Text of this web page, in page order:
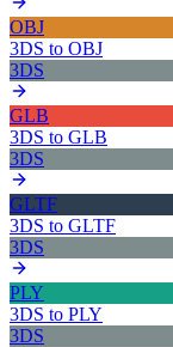
OBJ
3DS to OBJ
3DS
GLB
3DS to GLB
3DS
GLTF
3DS to GLTF
3DS
PLY
3DS to PLY
3DS